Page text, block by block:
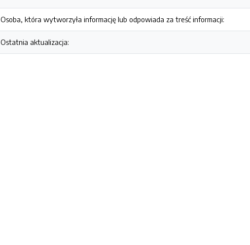
Osoba, która wytworzyła informację lub odpowiada za treść informacji:
Ostatnia aktualizacja: